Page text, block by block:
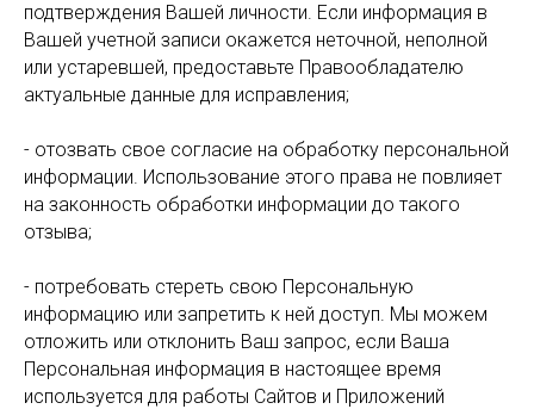
подтверждения Вашей личности. Если информация в
Вашей учетной записи окажется неточной, неполной
или устаревшей, предоставьте Правообладателю
актуальные данные для исправления;
- отозвать свое согласие на обработку персональной
информации. Использование этого права не повлияет
на законность обработки информации до такого
отзыва;
- потребовать стереть свою Персональную
информацию или запретить к ней доступ. Мы можем
отложить или отклонить Ваш запрос, если Ваша
Персональная информация в настоящее время
используется для работы Сайтов и Приложений